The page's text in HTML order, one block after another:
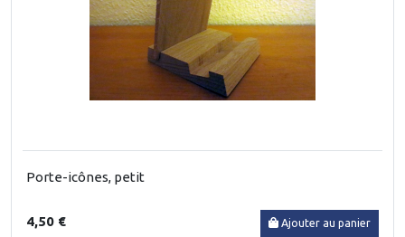
Porte-icônes, petit
4,50 € Ajouter au panier